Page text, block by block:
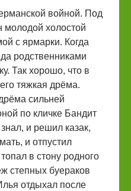
войной. Под
молодой холостой
с ярмарки. Когда
родственниками
Так хорошо, что в
тяжкая дрёма.
сильней
по кличке Бандит
и решил казак,
и отпустил
в стону родного
степных буераков
отдыхал после